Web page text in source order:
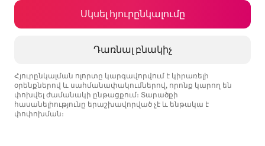
Սկսել հյուրընկալումը
Դառնալ բնակիչ
Հյուրընկալման ոլորտը կարգավորվում է կիրառելի
օրենքներով և սահմանափակումներով, որոնք կարող են
փոխվել ժամանակի ընթացքում։ Տարածքի
հասանելիությունը երաշխավորված չէ և ենթակա է
փոփոխման։